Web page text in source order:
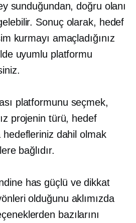
sunduğundan, doğru olanı
Sonuç olarak, hedef
kurmayı amaçladığınız
uyumlu platformu
platformunu seçmek,
projenin türü, hedef
hedefleriniz dahil olmak
bağlıdır.
has güçlü ve dikkat
olduğunu aklımızda
bazılarını